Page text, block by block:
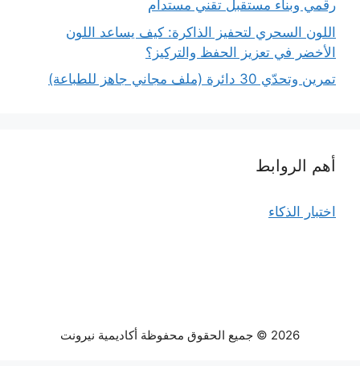
رقمي وبناء مستقبل تقني مستدام
اللون السحري لتحفيز الذاكرة: كيف يساعد اللون
الأخضر في تعزيز الحفظ والتركيز؟
تمرين وتحدّي 30 دائرة (ملف مجاني جاهز للطباعة)
أهم الروابط
اختبار الذكاء
2026 © جميع الحقوق محفوظة أكاديمية نيرونت